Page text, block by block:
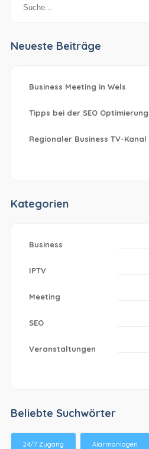
Neueste Beiträge
Business Meeting in Wels
Tipps bei der SEO Optimierung
Regionaler Business TV-
Kategorien
Business
IPTV
Meeting
SEO
Veranstaltungen
Beliebte Suchwörter
24/7 Zugang Alarmanlagen